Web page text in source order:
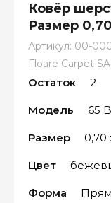
Ковёр
Размер
Артикул: 00-
Floare Carpet
Остаток 2
Модель 65
Размер 0,70
Цвет
Форма